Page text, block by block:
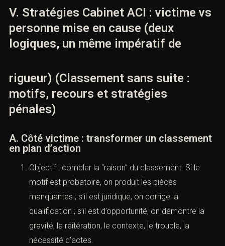
Cette voie est risquée si la preuve n’est pas solide :
vous portez la charge d’un dossier “prêt à juger”, et
une nullité de procédure ou une faiblesse
probatoire peut vous exposer à un échec net.
1) l’auteur est identifié, 2) la qualification est stable,
3) la preuve est documentée (témoins, pièces,
certificats, enregistrements recevables), 4) la
V. Stratégies Cabinet ACI : victime
vs personne mise en cause (deux
logiques, un même impératif de
rigueur) (Classement sans suite :
motifs, recours et stratégies